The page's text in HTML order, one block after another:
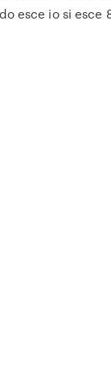
esce io si esce